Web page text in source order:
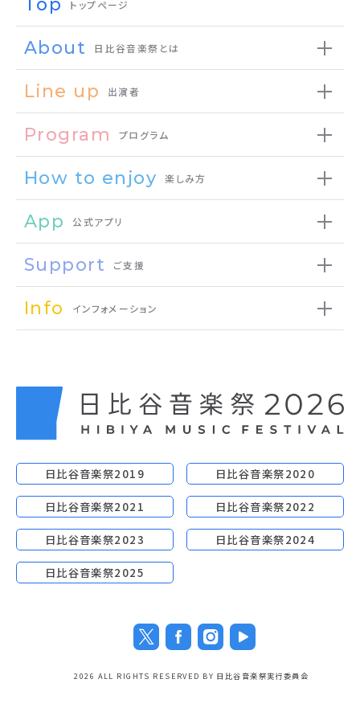
トップページ
About 日比谷音楽祭とは
Line up 出演者
Program プログラム
How to enjoy 楽しみ方
App 公式アプリ
Support ご支援
Info インフォメーション
日比谷音楽祭2019 日比谷音楽祭2020
日比谷音楽祭2021 日比谷音楽祭2022
日比谷音楽祭2023 日比谷音楽祭2024
日比谷音楽祭2025
2026 ALL RIGHTS RESERVED BY 日比谷音楽祭実行委員会